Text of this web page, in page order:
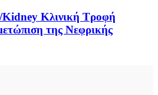
Κλινική Τροφή
της Νεφρικής